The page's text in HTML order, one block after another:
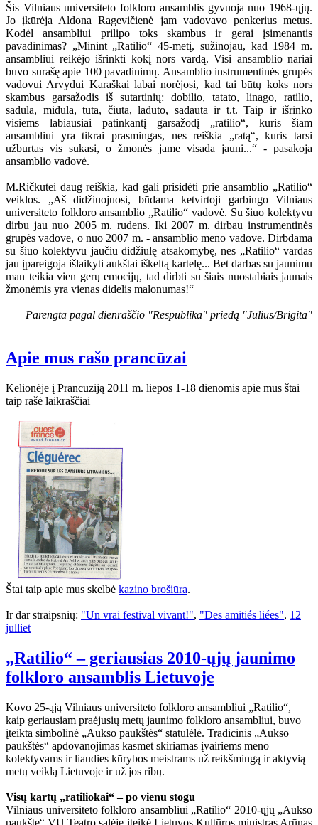
Šis Vilniaus universiteto folkloro ansamblis gyvuoja nuo 1968-ųjų.
Jo įkūrėja Aldona Ragevičienė jam vadovavo penkerius metus.
Kodėl ansambliui prilipo toks skambus ir gerai įsimenantis
pavadinimas? „Minint „Ratilio“ 45-metį, sužinojau, kad 1984 m.
ansambliui reikėjo išrinkti kokį nors vardą. Visi ansamblio nariai
buvo surašę apie 100 pavadinimų. Ansamblio instrumentinės grupės
vadovui Arvydui Karaškai labai norėjosi, kad tai būtų koks nors
skambus garsažodis iš sutartinių: dobilio, tatato, linago, ratilio,
sadula, midula, tūta, čiūta, ladūto, sadauta ir t.t. Taip ir išrinko
visiems labiausiai patinkantį garsažodį „ratilio“, kuris šiam
ansambliui yra tikrai prasmingas, nes reiškia „ratą“, kuris tarsi
užburtas vis sukasi, o žmonės jame visada jauni...“ - pasakoja
ansamblio vadovė.
M.Ričkutei daug reiškia, kad gali prisidėti prie ansamblio „Ratilio“
veiklos. „Aš didžiuojuosi, būdama ketvirtoji garbingo Vilniaus
universiteto folkloro ansamblio „Ratilio“ vadovė. Su šiuo kolektyvu
dirbu jau nuo 2005 m. rudens. Iki 2007 m. dirbau instrumentinės
grupės vadove, o nuo 2007 m. - ansamblio meno vadove. Dirbdama
su šiuo kolektyvu jaučiu didžiulę atsakomybę, nes „Ratilio“ vardas
jau įpareigoja išlaikyti aukštai iškeltą kartelę... Bet darbas su jaunimu
man teikia vien gerų emocijų, tad dirbti su šiais nuostabiais jaunais
žmonėmis yra vienas didelis malonumas!“
Parengta pagal dienraščio "Respublika" priedą "Julius/Brigita"
Apie mus rašo prancūzai
Kelionėje į Prancūziją 2011 m. liepos 1-18 dienomis apie mus štai
taip rašė laikraščiai
Štai taip apie mus skelbė kazino brošiūra.
Ir dar straipsnių: "Un vrai festival vivant!", "Des amitiés liées", 12
julliet
„Ratilio“ – geriausias 2010-ųjų jaunimo
folkloro ansamblis Lietuvoje
Kovo 25-ąją Vilniaus universiteto folkloro ansambliui „Ratilio“,
kaip geriausiam praėjusių metų jaunimo folkloro ansambliui, buvo
įteikta simbolinė „Aukso paukštės“ statulėlė. Tradicinis „Aukso
paukštės“ apdovanojimas kasmet skiriamas įvairiems meno
kolektyvams ir liaudies kūrybos meistrams už reikšmingą ir aktyvią
metų veiklą Lietuvoje ir už jos ribų.
Visų kartų „ratiliokai“ – po vienu stogu
Vilniaus universiteto folkloro ansambliui „Ratilio“ 2010-ųjų „Aukso
paukštę“ VU Teatro salėje įteikė Lietuvos Kultūros ministras Arūnas